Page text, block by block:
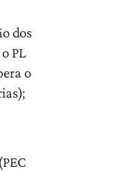
dos
PL
o